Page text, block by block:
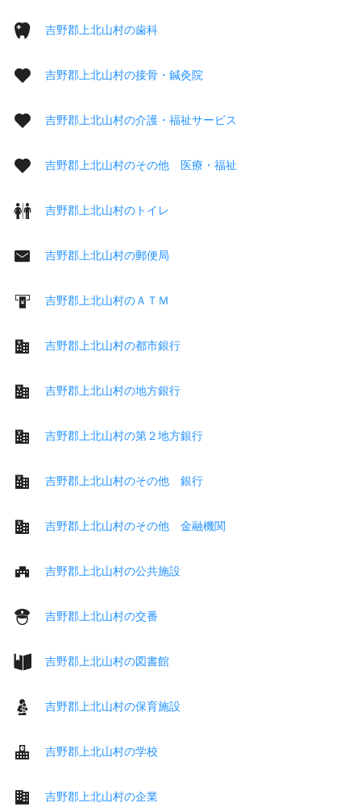
吉野郡上北山村の歯科
吉野郡上北山村の接骨・鍼灸院
吉野郡上北山村の介護・福祉サービス
吉野郡上北山村のその他 医療・福祉
吉野郡上北山村のトイレ
吉野郡上北山村の郵便局
吉野郡上北山村のＡＴＭ
吉野郡上北山村の都市銀行
吉野郡上北山村の地方銀行
吉野郡上北山村の第２地方銀行
吉野郡上北山村のその他 銀行
吉野郡上北山村のその他 金融機関
吉野郡上北山村の公共施設
吉野郡上北山村の交番
吉野郡上北山村の図書館
吉野郡上北山村の保育施設
吉野郡上北山村の学校
吉野郡上北山村の企業